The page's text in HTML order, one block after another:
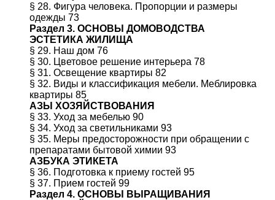
§ 28. Фигура человека. Пропорции и размеры
одежды 73
Раздел 3. ОСНОВЫ ДОМОВОДСТВА
ЭСТЕТИКА ЖИЛИЩА
§ 29. Наш дом 76
§ 30. Цветовое решение интерьера 78
§ 31. Освещение квартиры 82
§ 32. Виды и классификация мебели. Меблировка
квартиры 85
АЗЫ ХОЗЯЙСТВОВАНИЯ
§ 33. Уход за мебелью 90
§ 34. Уход за светильниками 93
§ 35. Меры предосторожности при обращении с
препаратами бытовой химии 93
АЗБУКА ЭТИКЕТА
§ 36. Подготовка к приему гостей 95
§ 37. Прием гостей 99
Раздел 4. ОСНОВЫ ВЫРАЩИВАНИЯ